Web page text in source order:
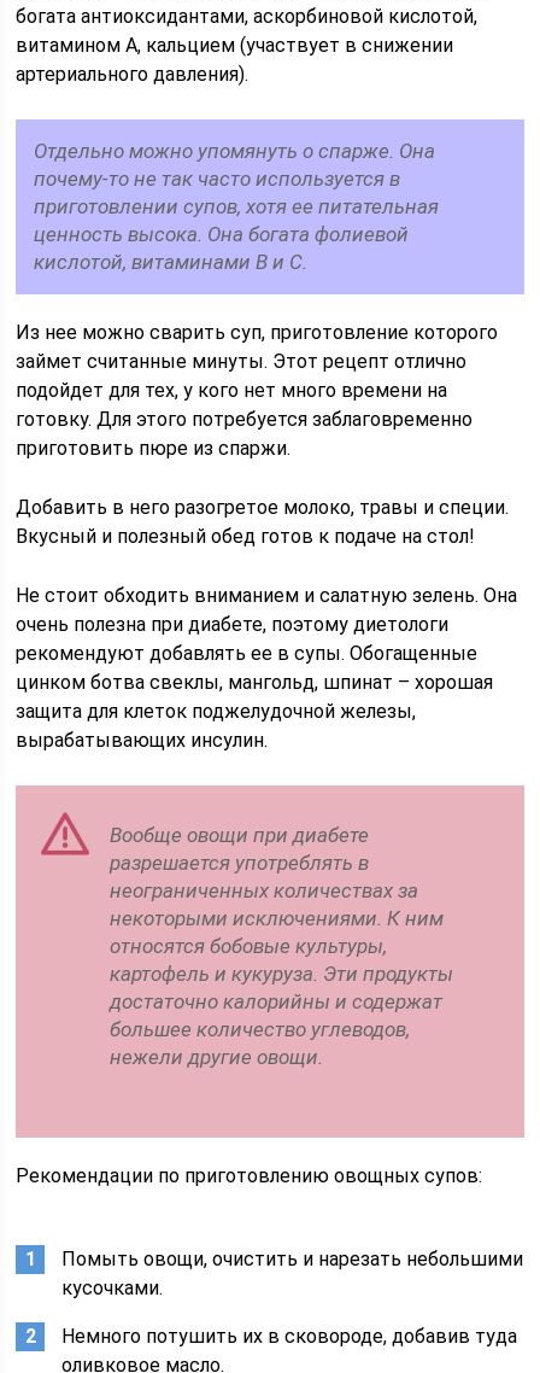
богата антиоксидантами, аскорбиновой кислотой,
витамином A, кальцием (участвует в снижении
артериального давления).
Отдельно можно упомянуть о спарже. Она
почему-то не так часто используется в
приготовлении супов, хотя ее питательная
ценность высока. Она богата фолиевой
кислотой, витаминами B и С.
Из нее можно сварить суп, приготовление которого
займет считанные минуты. Этот рецепт отлично
подойдет для тех, у кого нет много времени на
готовку. Для этого потребуется заблаговременно
приготовить пюре из спаржи.
Добавить в него разогретое молоко, травы и специи.
Вкусный и полезный обед готов к подаче на стол!
Не стоит обходить вниманием и салатную зелень. Она
очень полезна при диабете, поэтому диетологи
рекомендуют добавлять ее в супы. Обогащенные
цинком ботва свеклы, мангольд, шпинат – хорошая
защита для клеток поджелудочной железы,
вырабатывающих инсулин.
Вообще овощи при диабете
разрешается употреблять в
неограниченных количествах за
некоторыми исключениями. К ним
относятся бобовые культуры,
картофель и кукуруза. Эти продукты
достаточно калорийны и содержат
большее количество углеводов,
нежели другие овощи.
Рекомендации по приготовлению овощных супов:
Помыть овощи, очистить и нарезать небольшими
кусочками.
Немного потушить их в сковороде, добавив туда
оливковое масло.